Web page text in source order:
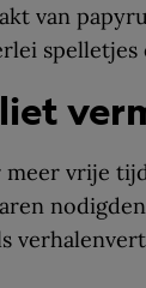
van
spelletjes
meer vrije